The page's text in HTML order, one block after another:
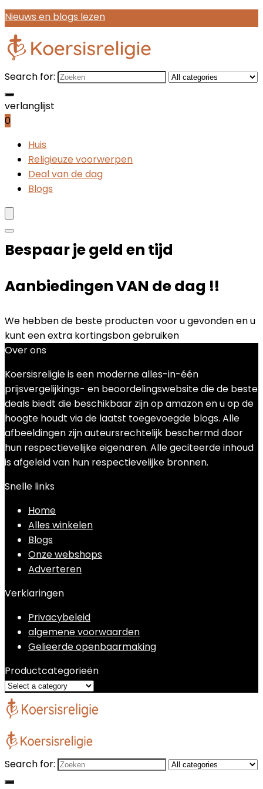
Nieuws en blogs lezen
Search for:
verlanglijst
0
Huis
Religieuze voorwerpen
Deal van de dag
Blogs
Bespaar je geld en tijd
Aanbiedingen VAN de dag !!
We hebben de beste producten voor u gevonden en u
kunt een extra kortingsbon gebruiken
Over ons
Koersisreligie is een moderne alles-in-één
prijsvergelijkings- en beoordelingswebsite die de beste
deals biedt die beschikbaar zijn op amazon en u op de
hoogte houdt via de laatst toegevoegde blogs. Alle
afbeeldingen zijn auteursrechtelijk beschermd door
hun respectievelijke eigenaren. Alle geciteerde inhoud
is afgeleid van hun respectievelijke bronnen.
Snelle links
Home
Alles winkelen
Blogs
Onze webshops
Adverteren
Verklaringen
Privacybeleid
algemene voorwaarden
Gelieerde openbaarmaking
Productcategorieën
Search for: